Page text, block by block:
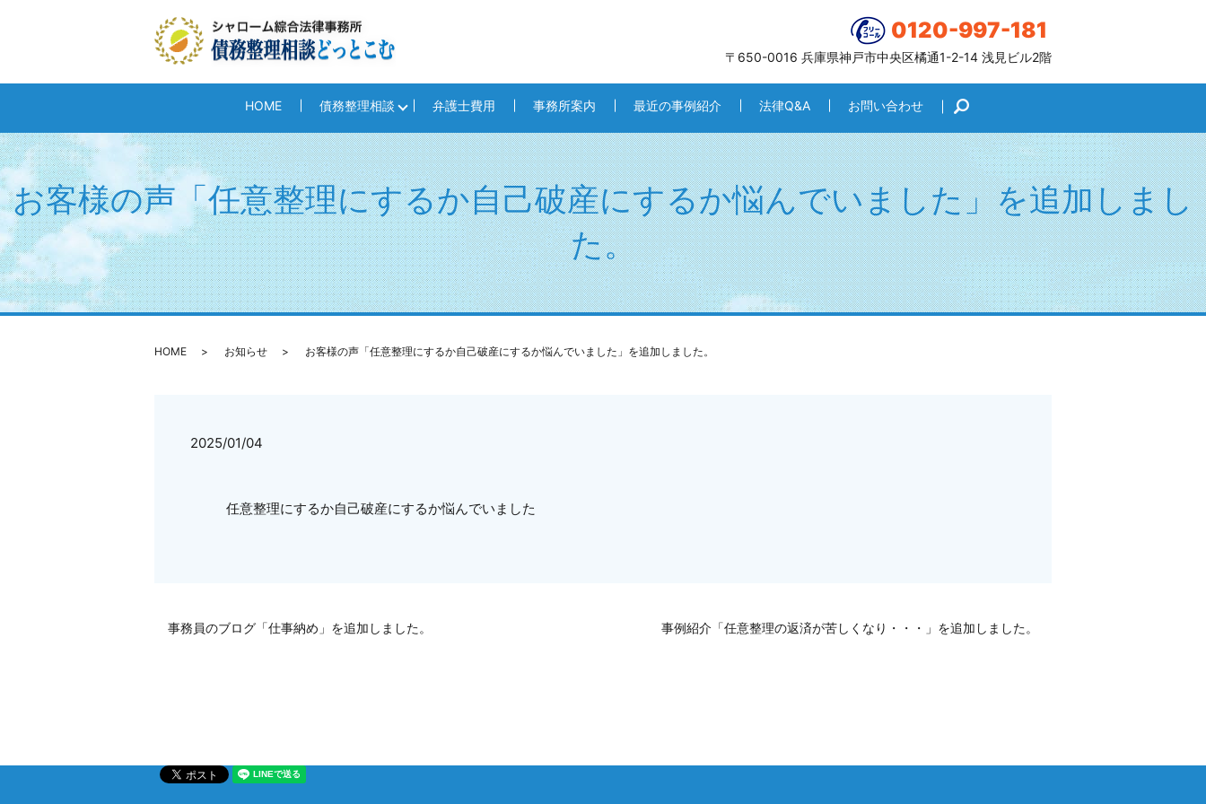
0120-997-181
〒650-0016 兵庫県神戸市中央区橘通1-2-14 浅見ビル2階
HOME 債務整理相談 弁護士費用 事務所案内 最近の事例紹介 法律Q&A お問い合わせ search
お客様の声「任意整理にするか自己破産にするか悩んでいました」を追加しまし
た。
HOME お知らせ お客様の声「任意整理にするか自己破産にするか悩んでいました」を追加しました。
2025/01/04
任意整理にするか自己破産にするか悩んでいました
事務員のブログ「仕事納め」を追加しました。 事例紹介「任意整理の返済が苦しくなり・・・」を追加しました。